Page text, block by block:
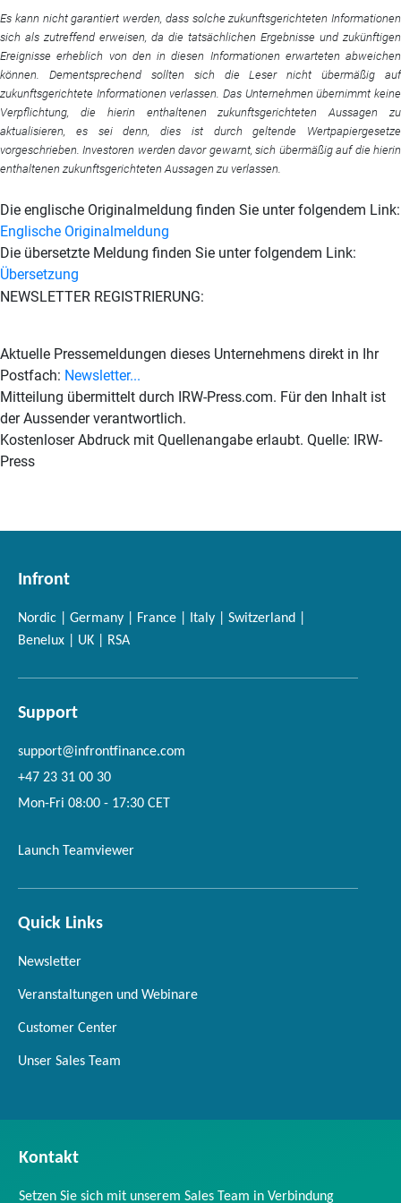
Es kann nicht garantiert werden, dass solche zukunftsgerichteten Informationen
sich als zutreffend erweisen, da die tatsächlichen Ergebnisse und zukünftigen
Ereignisse erheblich von den in diesen Informationen erwarteten abweichen
können. Dementsprechend sollten sich die Leser nicht übermäßig auf
zukunftsgerichtete Informationen verlassen. Das Unternehmen übernimmt keine
Verpflichtung, die hierin enthaltenen zukunftsgerichteten Aussagen zu
aktualisieren, es sei denn, dies ist durch geltende Wertpapiergesetze
vorgeschrieben. Investoren werden davor gewarnt, sich übermäßig auf die hierin
enthaltenen zukunftsgerichteten Aussagen zu verlassen.
Die englische Originalmeldung finden Sie unter folgendem Link:
Englische Originalmeldung
Die übersetzte Meldung finden Sie unter folgendem Link:
Übersetzung
NEWSLETTER REGISTRIERUNG:
Aktuelle Pressemeldungen dieses Unternehmens direkt in Ihr
Postfach: Newsletter...
Mitteilung übermittelt durch IRW-Press.com. Für den Inhalt ist
der Aussender verantwortlich.
Kostenloser Abdruck mit Quellenangabe erlaubt. Quelle: IRW-
Press
Infront
Nordic | Germany | France | Italy | Switzerland |
Benelux | UK | RSA
Support
support@infrontfinance.com
+47 23 31 00 30
Mon-Fri 08:00 - 17:30 CET
Launch Teamviewer
Quick Links
Newsletter
Veranstaltungen und Webinare
Customer Center
Unser Sales Team
Kontakt
Setzen Sie sich mit unserem Sales Team in Verbindung